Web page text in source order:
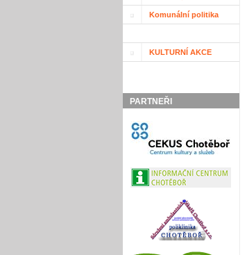
Komunální politika
KULTURNÍ AKCE
PARTNEŘI